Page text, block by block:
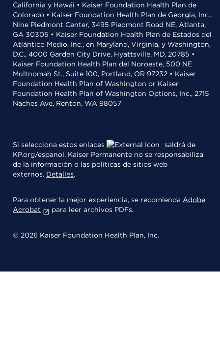
California y Hawái • Kaiser Foundation Health Plan de
Colorado • Kaiser Foundation Health Plan de Georgia, Inc.,
Nine Piedmont Center, 3495 Piedmont Road NE, Atlanta,
GA 30305 • Kaiser Foundation Health Plan de Estados del
Atlántico Medio, Inc., en Maryland, Virginia, y Washington,
D.C., 4000 Garden City Drive, Hyattsville, MD, 20785 •
Kaiser Foundation Health Plan del Noroeste, 500 NE
Multnomah St., Suite 100, Portland, OR 97232 • Kaiser
Foundation Health Plan of Washington or Kaiser
Foundation Health Plan of Washington Options, Inc., 2715
Naches Ave, Renton, WA 98057
Si selecciona estos enlaces
saldrá de
KP.org/espanol. Kaiser Permanente no se responsabiliza
de la información o las políticas de sitios web
externos. Detalles.
Para obtener la mejor experiencia, se recomienda Adobe
Acrobat
para leer archivos PDFs.
© 2026 Kaiser Foundation Health Plan, Inc.